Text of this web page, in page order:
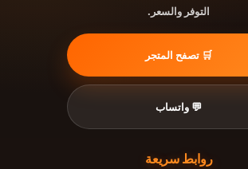
التوفر والسعر.
🛒 تصفح المتجر
💬 واتساب
روابط سريعة